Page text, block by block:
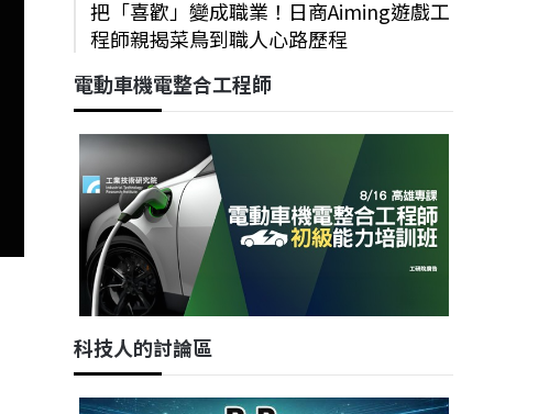
把「喜歡」變成職業！日商Aiming遊戲工
程師親揭菜鳥到職人心路歷程
電動車機電整合工程師
科技人的討論區